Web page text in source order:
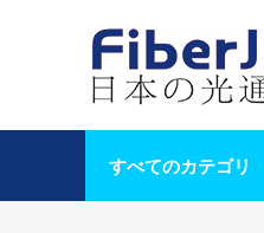
すべてのカテゴリ